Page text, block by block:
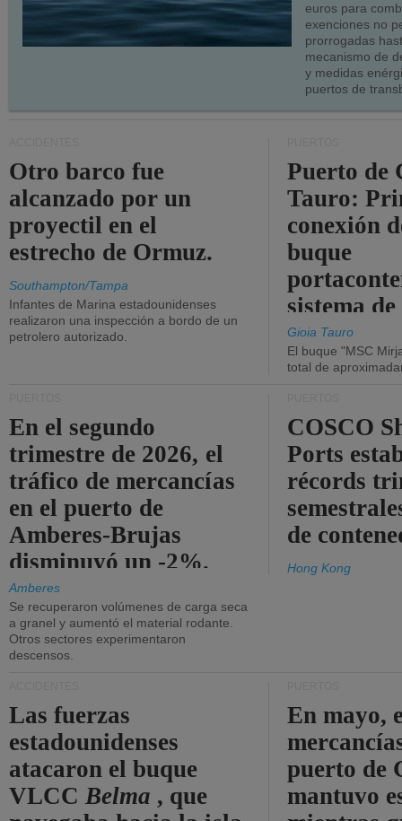
euros para
exenciones no
prorrogadas
mecanismo de
y medidas
puertos de
Otro barco fue
alcanzado por un
proyectil en el
estrecho de Ormuz.
Southampton/Tampa
Infantes de Marina estadounidenses
realizaron una inspección a bordo de un
petrolero autorizado.
Puerto de
Tauro:
conexión
buque
sistema
la red
Gioia Tauro
El buque "MSC
total de
En el segundo
trimestre de 2026, el
tráfico de mercancías
en el puerto de
Amberes-Brujas
disminuyó un -2%.
Amberes
Se recuperaron volúmenes de carga seca
a granel y aumentó el material rodante.
Otros sectores experimentaron
descensos.
COSCO
Ports
récords
de
Hong Kong
Las fuerzas
estadounidenses
atacaron el buque
VLCCBelma , que
En mayo,
puerto de
mantuvo